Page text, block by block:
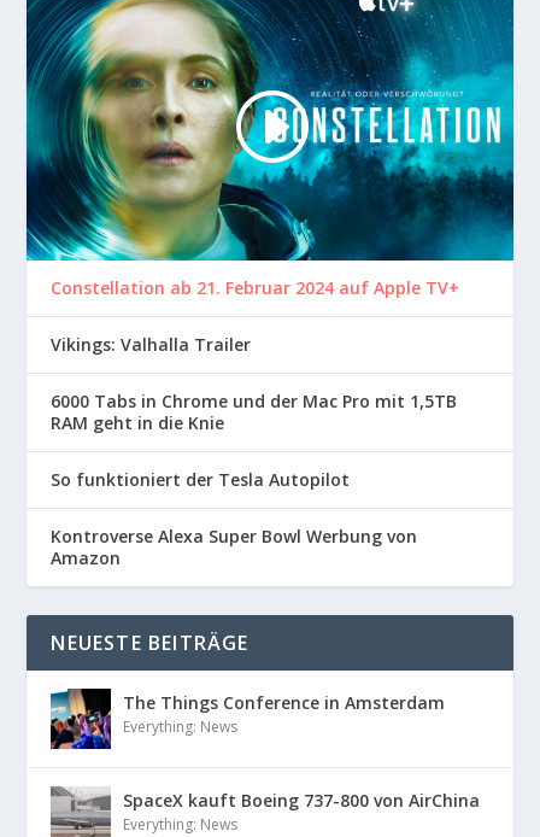
Constellation ab 21. Februar 2024 auf Apple TV+
Vikings: Valhalla Trailer
6000 Tabs in Chrome und der Mac Pro mit 1,5TB
RAM geht in die Knie
So funktioniert der Tesla Autopilot
Kontroverse Alexa Super Bowl Werbung von
Amazon
NEUESTE BEITRÄGE
The Things Conference in Amsterdam
Everything: News
SpaceX kauft Boeing 737-800 von AirChina
Everything: News